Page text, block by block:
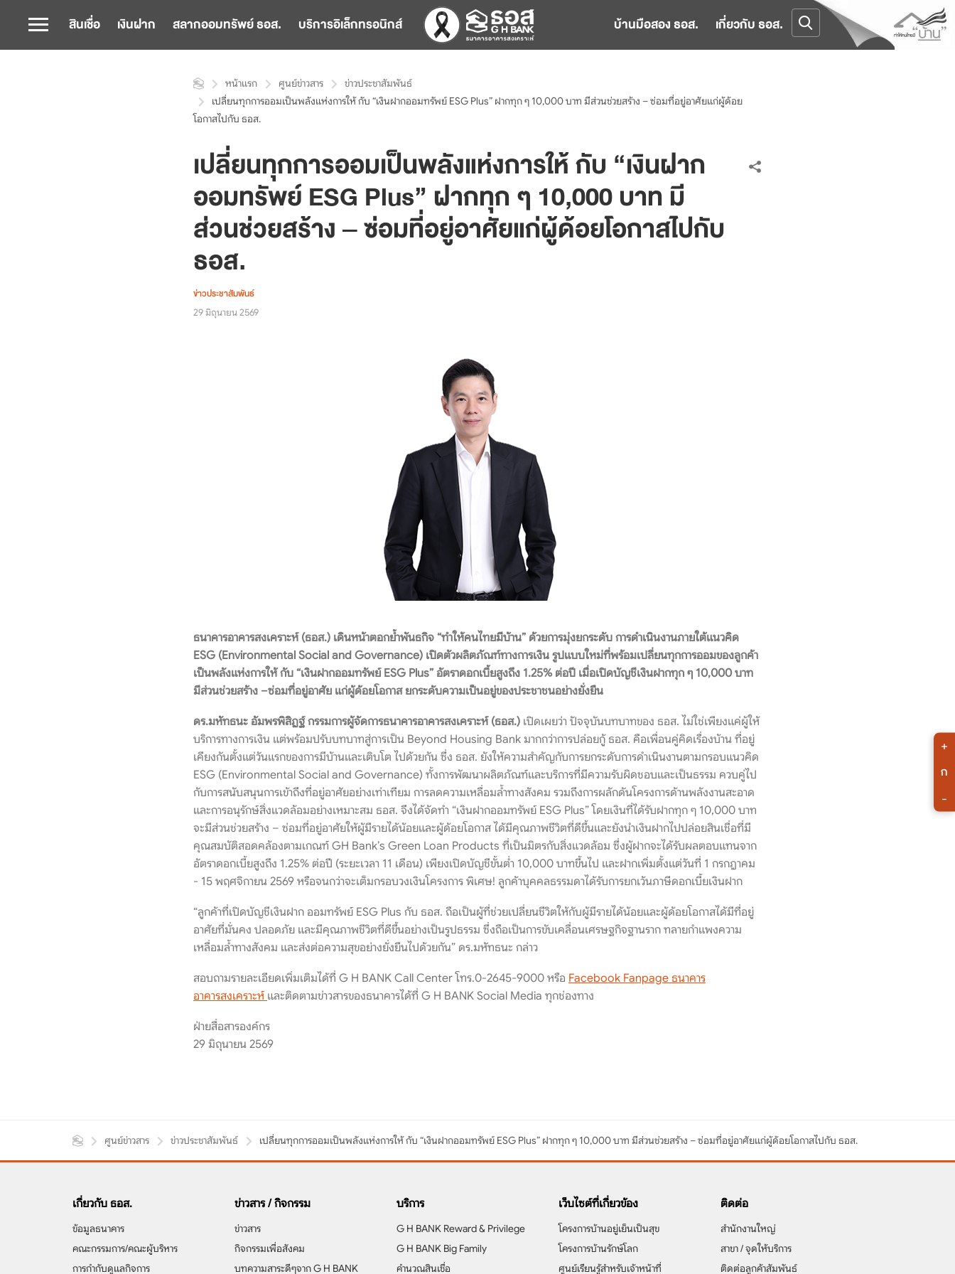
สินเชื่อ เงินฝาก สลากออมทรัพย์ ธอส. บริการอิเล็กทรอนิกส์ บ้านมือสอง ธอส. เกี่ยวกับ ธอส.
หน้าแรก ศูนย์ข่าวสาร
ข่าวประชาสัมพันธ์
เปลี่ยนทุกการออมเป็นพลังแห่งการให้ กับ “เงินฝากออมทรัพย์ ESG Plus” ฝากทุก ๆ 10,000 บาท มีส่วนช่วยสร้าง – ซ่อมที่อยู่อาศัยแก่ผู้ด้อย
โอกาสไปกับ ธอส.
เปลี่ยนทุกการออมเป็นพลังแห่งการให้ กับ “เงินฝาก
ออมทรัพย์ ESG Plus” ฝากทุก ๆ 10,000 บาท มี
ส่วนช่วยสร้าง – ซ่อมที่อยู่อาศัยแก่ผู้ด้อยโอกาสไปกับ
ธอส.
ข่าวประชาสัมพันธ์
29 มิถุนายน 2569
ธนาคารอาคารสงเคราะห์ (ธอส.) เดินหน้าตอกย้ำพันธกิจ “ทำให้คนไทยมีบ้าน” ด้วยการมุ่งยกระดับ การดำเนินงานภายใต้แนวคิด
ESG (Environmental Social and Governance) เปิดตัวผลิตภัณฑ์ทางการเงิน รูปแบบใหม่ที่พร้อมเปลี่ยนทุกการออมของลูกค้า
เป็นพลังแห่งการให้ กับ “เงินฝากออมทรัพย์ ESG Plus” อัตราดอกเบี้ยสูงถึง 1.25% ต่อปี เมื่อเปิดบัญชีเงินฝากทุก ๆ 10,000 บาท
มีส่วนช่วยสร้าง –ซ่อมที่อยู่อาศัย แก่ผู้ด้อยโอกาส ยกระดับความเป็นอยู่ของประชาชนอย่างยั่งยืน
ดร.มหัทธนะ อัมพรพิสิฏฐ์ กรรมการผู้จัดการธนาคารอาคารสงเคราะห์ (ธอส.) เปิดเผยว่า ปัจจุบันบทบาทของ ธอส. ไม่ใช่เพียงแค่ผู้ให้
บริการทางการเงิน แต่พร้อมปรับบทบาทสู่การเป็น Beyond Housing Bank มากกว่าการปล่อยกู้ ธอส. คือเพื่อนคู่คิดเรื่องบ้าน ที่อยู่
เคียงกันตั้งแต่วันแรกของการมีบ้านและเติบโต ไปด้วยกัน ซึ่ง ธอส. ยังให้ความสำคัญกับการยกระดับการดำเนินงานตามกรอบแนวคิด
ESG (Environmental Social and Governance) ทั้งการพัฒนาผลิตภัณฑ์และบริการที่มีความรับผิดชอบและเป็นธรรม ควบคู่ไป
กับการสนับสนุนการเข้าถึงที่อยู่อาศัยอย่างเท่าเทียม การลดความเหลื่อมล้ำทางสังคม รวมถึงการผลักดันโครงการด้านพลังงานสะอาด
และการอนุรักษ์สิ่งแวดล้อมอย่างเหมาะสม ธอส. จึงได้จัดทำ “เงินฝากออมทรัพย์ ESG Plus” โดยเงินที่ได้รับฝากทุก ๆ 10,000 บาท
จะมีส่วนช่วยสร้าง – ซ่อมที่อยู่อาศัยให้ผู้มีรายได้น้อยและผู้ด้อยโอกาส ได้มีคุณภาพชีวิตที่ดีขึ้นและยังนำเงินฝากไปปล่อยสินเชื่อที่มี
คุณสมบัติสอดคล้องตามเกณฑ์ GH Bank’s Green Loan Products ที่เป็นมิตรกับสิ่งแวดล้อม ซึ่งผู้ฝากจะได้รับผลตอบแทนจาก
อัตราดอกเบี้ยสูงถึง 1.25% ต่อปี (ระยะเวลา 11 เดือน) เพียงเปิดบัญชีขั้นต่ำ 10,000 บาทขึ้นไป และฝากเพิ่มตั้งแต่วันที่ 1 กรกฎาคม
- 15 พฤศจิกายน 2569 หรือจนกว่าจะเต็มกรอบวงเงินโครงการ พิเศษ! ลูกค้าบุคคลธรรมดาได้รับการยกเว้นภาษีดอกเบี้ยเงินฝาก
“ลูกค้าที่เปิดบัญชีเงินฝาก ออมทรัพย์ ESG Plus กับ ธอส. ถือเป็นผู้ที่ช่วยเปลี่ยนชีวิตให้กับผู้มีรายได้น้อยและผู้ด้อยโอกาสได้มีที่อยู่
อาศัยที่มั่นคง ปลอดภัย และมีคุณภาพชีวิตที่ดีขึ้นอย่างเป็นรูปธรรม ซึ่งถือเป็นการขับเคลื่อนเศรษฐกิจฐานราก ทลายกำแพงความ
เหลื่อมล้ำทางสังคม และส่งต่อความสุขอย่างยั่งยืนไปด้วยกัน” ดร.มหัทธนะ กล่าว
สอบถามรายละเอียดเพิ่มเติมได้ที่ G H BANK Call Center โทร.0-2645-9000 หรือ Facebook Fanpage ธนาคาร
อาคารสงเคราะห์ และติดตามข่าวสารของธนาคารได้ที่ G H BANK Social Media ทุกช่องทาง
ฝ่ายสื่อสารองค์กร
29 มิถุนายน 2569
ศูนย์ข่าวสาร ข่าวประชาสัมพันธ์ เปลี่ยนทุกการออมเป็นพลังแห่งการให้ กับ “เงินฝากออมทรัพย์ ESG Plus” ฝากทุก ๆ 10,000 บาท มีส่วนช่วยสร้าง – ซ่อมที่อยู่อาศัยแก่ผู้ด้อยโอกาสไปกับ ธอส.
เกี่ยวกับ ธอส.
ข้อมูลธนาคาร
คณะกรรมการ/คณะผู้บริหาร
การกำกับดูแลกิจการ
ข่าวสาร / กิจกรรม
ข่าวสาร
กิจกรรมเพื่อสังคม
บทความสาระดีๆจาก G H BANK
บริการ
G H BANK Reward & Privilege
G H BANK Big Family
คำนวณสินเชื่อ
เว็บไซต์ที่เกี่ยวข้อง
โครงการบ้านอยู่เย็นเป็นสุข
โครงการบ้านรักษ์โลก
ศูนย์เรียนรู้สำหรับเจ้าหน้าที่
ติดต่อ
สำนักงานใหญ่
สาขา / จุดให้บริการ
ติดต่อลูกค้าสัมพันธ์
+
ก
-